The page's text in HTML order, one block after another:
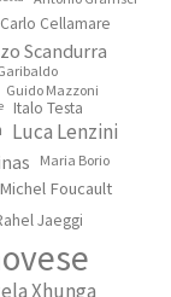
Carlo Cellamare
Scandurra
Guido Mazzoni
Italo Testa
Luca Lenzini
Maria Borio
Michel Foucault
Jaeggi
Xhunga